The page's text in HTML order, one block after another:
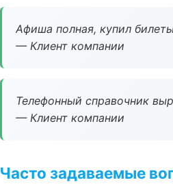
Афиша полная, купил
— Клиент компании
Телефонный справочник
— Клиент компании
Часто задаваемые